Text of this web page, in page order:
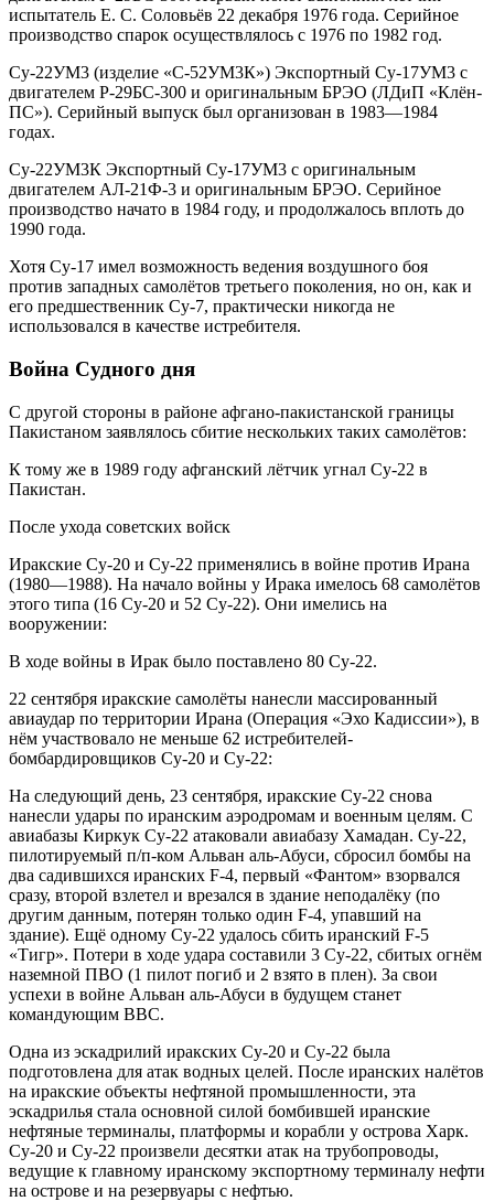
испытатель Е. С. Соловьёв 22 декабря 1976 года. Серийное
производство спарок осуществлялось с 1976 по 1982 год.
Су-22УМ3 (изделие «С-52УМ3К») Экспортный Су-17УМ3 с
двигателем Р-29БС-300 и оригинальным БРЭО (ЛДиП «Клён-
ПС»). Серийный выпуск был организован в 1983—1984
годах.
Су-22УМ3К Экспортный Су-17УМ3 с оригинальным
двигателем АЛ-21Ф-3 и оригинальным БРЭО. Серийное
производство начато в 1984 году, и продолжалось вплоть до
1990 года.
Хотя Су-17 имел возможность ведения воздушного боя
против западных самолётов третьего поколения, но он, как и
его предшественник Су-7, практически никогда не
использовался в качестве истребителя.
Война Судного дня
С другой стороны в районе афгано-пакистанской границы
Пакистаном заявлялось сбитие нескольких таких самолётов:
К тому же в 1989 году афганский лётчик угнал Су-22 в
Пакистан.
После ухода советских войск
Иракские Су-20 и Су-22 применялись в войне против Ирана
(1980—1988). На начало войны у Ирака имелось 68 самолётов
этого типа (16 Су-20 и 52 Су-22). Они имелись на
вооружении:
В ходе войны в Ирак было поставлено 80 Су-22.
22 сентября иракские самолёты нанесли массированный
авиаудар по территории Ирана (Операция «Эхо Кадиссии»), в
нём участвовало не меньше 62 истребителей-
бомбардировщиков Су-20 и Су-22:
На следующий день, 23 сентября, иракские Су-22 снова
нанесли удары по иранским аэродромам и военным целям. С
авиабазы Киркук Су-22 атаковали авиабазу Хамадан. Су-22,
пилотируемый п/п-ком Альван аль-Абуси, сбросил бомбы на
два садившихся иранских F-4, первый «Фантом» взорвался
сразу, второй взлетел и врезался в здание неподалёку (по
другим данным, потерян только один F-4, упавший на
здание). Ещё одному Су-22 удалось сбить иранский F-5
«Тигр». Потери в ходе удара составили 3 Су-22, сбитых огнём
наземной ПВО (1 пилот погиб и 2 взято в плен). За свои
успехи в войне Альван аль-Абуси в будущем станет
командующим ВВС.
Одна из эскадрилий иракских Су-20 и Су-22 была
подготовлена для атак водных целей. После иранских налётов
на иракские объекты нефтяной промышленности, эта
эскадрилья стала основной силой бомбившей иранские
нефтяные терминалы, платформы и корабли у острова Харк.
Су-20 и Су-22 произвели десятки атак на трубопроводы,
ведущие к главному иранскому экспортному терминалу нефти
на острове и на резервуары с нефтью.